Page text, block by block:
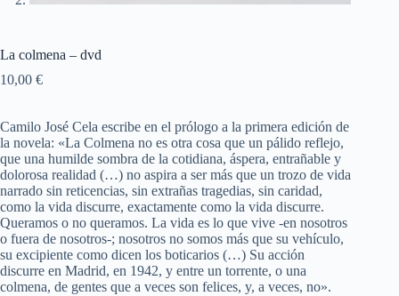
La colmena – dvd
10,00 €
Camilo José Cela escribe en el prólogo a la primera edición de
la novela: «La Colmena no es otra cosa que un pálido reflejo,
que una humilde sombra de la cotidiana, áspera, entrañable y
dolorosa realidad (…) no aspira a ser más que un trozo de vida
narrado sin reticencias, sin extrañas tragedias, sin caridad,
como la vida discurre, exactamente como la vida discurre.
Queramos o no queramos. La vida es lo que vive -en nosotros
o fuera de nosotros-; nosotros no somos más que su vehículo,
su excipiente como dicen los boticarios (…) Su acción
discurre en Madrid, en 1942, y entre un torrente, o una
colmena, de gentes que a veces son felices, y, a veces, no».